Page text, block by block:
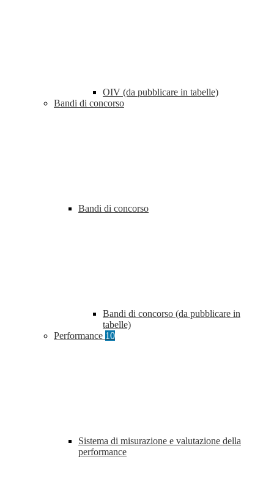
OIV (da pubblicare in tabelle)
Bandi di concorso
Bandi di concorso
Bandi di concorso (da pubblicare in
tabelle)
Performance 10
Sistema di misurazione e valutazione della
performance